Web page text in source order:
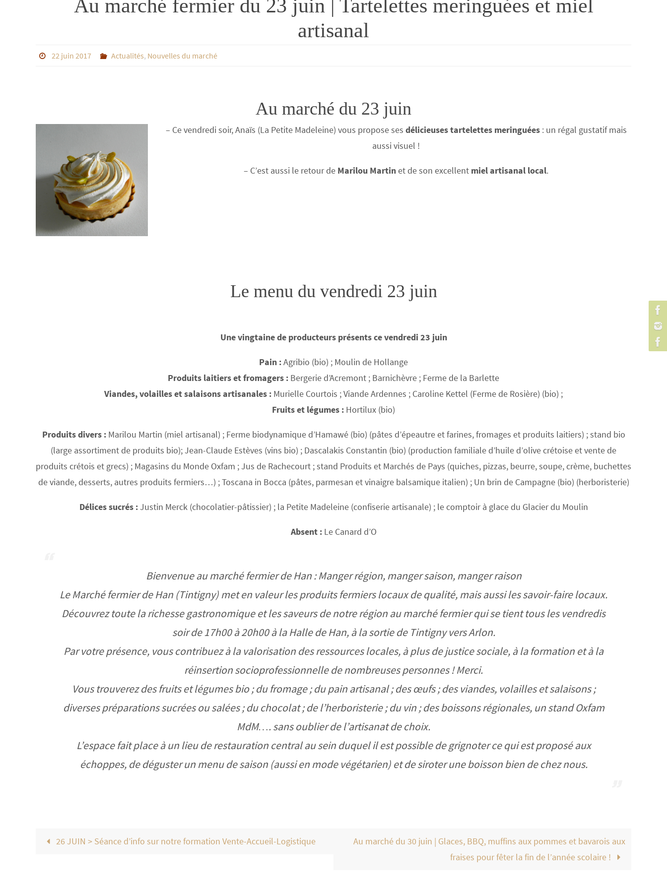
Au marché fermier du 23 juin | Tartelettes meringuées et miel
artisanal
22 juin 2017 Actualités, Nouvelles du marché
Au marché du 23 juin
– Ce vendredi soir, Anaïs (La Petite Madeleine) vous propose ses délicieuses tartelettes meringuées: un régal gustatif mais
aussi visuel !
– C’est aussi le retour de Marilou Martinet de son excellent miel artisanal local.
Le menu du vendredi 23 juin
Une vingtaine de producteurs présents ce vendredi 23 juin
Pain :Agribio (bio) ; Moulin de Hollange
Produits laitiers et fromagers : Bergerie d’Acremont ; Barnichèvre ; Ferme de la Barlette
Viandes, volailles et salaisons artisanales : Murielle Courtois ; Viande Ardennes ; Caroline Kettel (Ferme de Rosière) (bio) ;
Fruits et légumes : Hortilux (bio)
Produits divers :Marilou Martin (miel artisanal) ; Ferme biodynamique d’Hamawé (bio) (pâtes d’épeautre et farines, fromages et produits laitiers) ; stand bio
(large assortiment de produits bio); Jean-Claude Estèves (vins bio) ; Dascalakis Constantin (bio) (production familiale d’huile d’olive crétoise et vente de
produits crétois et grecs) ; Magasins du Monde Oxfam ; Jus de Rachecourt ; stand Produits et Marchés de Pays (quiches, pizzas, beurre, soupe, crème, buchettes
de viande, desserts, autres produits fermiers…) ; Toscana in Bocca (pâtes, parmesan et vinaigre balsamique italien) ; Un brin de Campagne (bio) (herboristerie)
Délices sucrés :Justin Merck (chocolatier-pâtissier) ; la Petite Madeleine (confiserie artisanale) ; le comptoir à glace du Glacier du Moulin
Absent :Le Canard d’O
Bienvenue au marché fermier de Han : Manger région, manger saison, manger raison
Le Marché fermier de Han (Tintigny) met en valeur les produits fermiers locaux de qualité, mais aussi les savoir-faire locaux.
Découvrez toute la richesse gastronomique et les saveurs de notre région au marché fermier qui se tient tous les vendredis
soir de 17h00 à 20h00 à la Halle de Han, à la sortie de Tintigny vers Arlon.
Par votre présence, vous contribuez à la valorisation des ressources locales, à plus de justice sociale, à la formation et à la
réinsertion socioprofessionnelle de nombreuses personnes ! Merci.
Vous trouverez des fruits et légumes bio ; du fromage ; du pain artisanal ; des œufs ; des viandes, volailles et salaisons ;
diverses préparations sucrées ou salées ; du chocolat ; de l’herboristerie ; du vin ; des boissons régionales, un stand Oxfam
MdM…. sans oublier de l’artisanat de choix.
L’espace fait place à un lieu de restauration central au sein duquel il est possible de grignoter ce qui est proposé aux
échoppes, de déguster un menu de saison (aussi en mode végétarien) et de siroter une boisson bien de chez nous.
26 JUIN > Séance d’info sur notre formation Vente-Accueil-Logistique
Au marché du 30 juin | Glaces, BBQ, muffins aux pommes et bavarois aux
fraises pour fêter la fin de l’année scolaire !